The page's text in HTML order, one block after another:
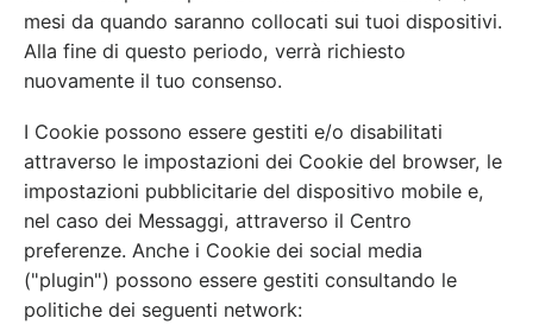
mesi da quando saranno collocati sui tuoi dispositivi.
Alla fine di questo periodo, verrà richiesto
nuovamente il tuo consenso.
I Cookie possono essere gestiti e/o disabilitati
attraverso le impostazioni dei Cookie del browser, le
impostazioni pubblicitarie del dispositivo mobile e,
nel caso dei Messaggi, attraverso il Centro
preferenze. Anche i Cookie dei social media
("plugin") possono essere gestiti consultando le
politiche dei seguenti network: